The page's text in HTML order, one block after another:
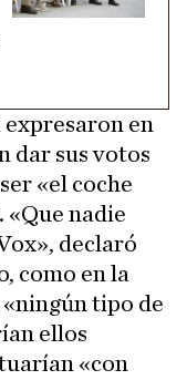
expresaron en
dar sus votos
«el coche
«Que nadie
declaró
como en la
tipo de
ellos
«con